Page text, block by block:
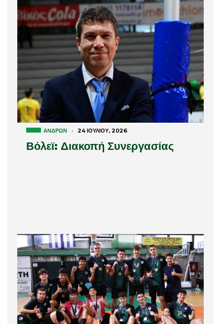
ΑΝΔΡΏΝ · 24 ΙΟΥΛΊΟΥ, 2026
Βόλεϊ: Διακοπή Συνεργασίας